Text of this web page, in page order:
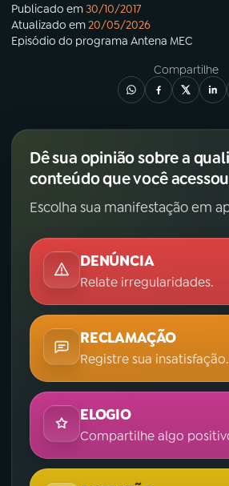
Publicado em30/10/2017
Atualizado em20/05/2026
Episódio do programa Antena MEC
Compartilhe
Dê sua opinião sobre a
conteúdo que você
Escolha sua manifestação em
DENÚNCIA
Relate irregularidades.
RECLAMAÇÃO
Registre sua insatisfação.
ELOGIO
Compartilhe algo